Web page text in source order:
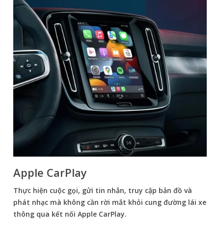
Apple CarPlay
Thực hiện cuộc gọi, gửi tin nhắn, truy cập bản đồ và
phát nhạc mà không cần rời mắt khỏi cung đường lái xe
thông qua kết nối Apple CarPlay.